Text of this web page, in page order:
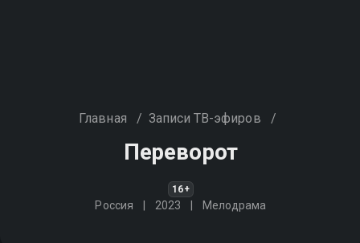
Главная / Записи ТВ-эфиров /
Переворот
16+
Россия 2023 Мелодрама